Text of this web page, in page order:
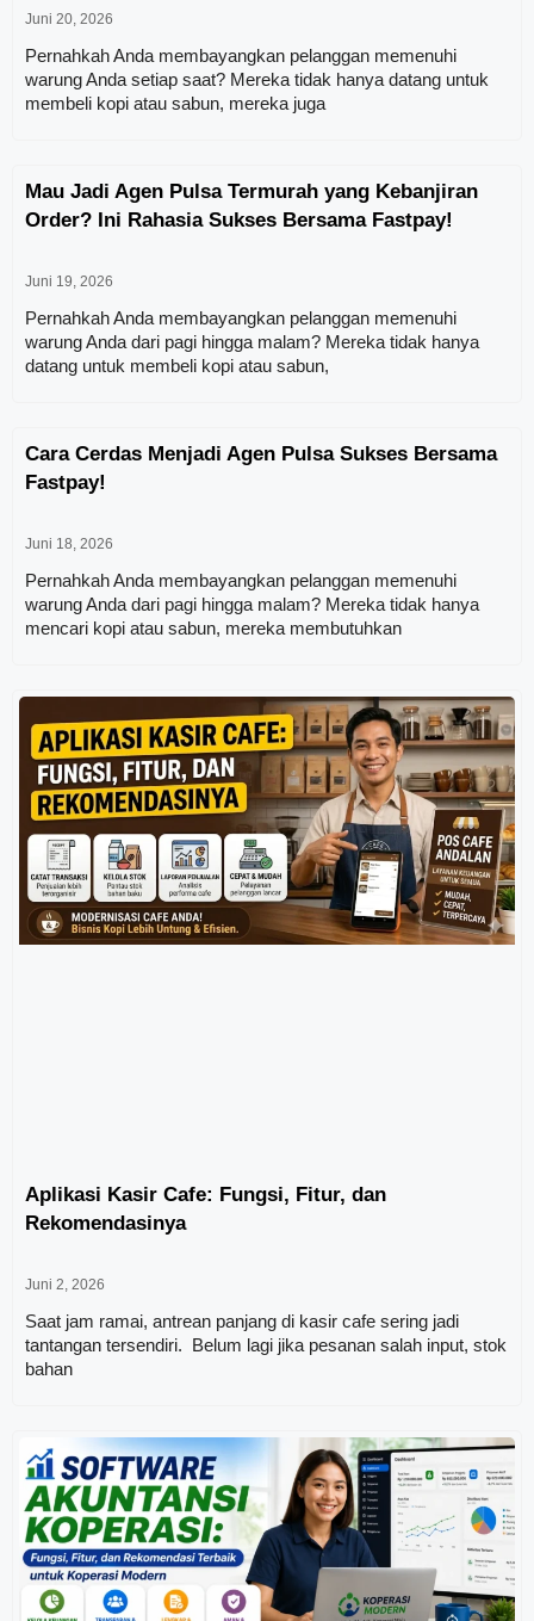
Juni 20, 2026
Pernahkah Anda membayangkan pelanggan memenuhi
warung Anda setiap saat? Mereka tidak hanya datang untuk
membeli kopi atau sabun, mereka juga
Mau Jadi Agen Pulsa Termurah yang Kebanjiran
Order? Ini Rahasia Sukses Bersama Fastpay!
Juni 19, 2026
Pernahkah Anda membayangkan pelanggan memenuhi
warung Anda dari pagi hingga malam? Mereka tidak hanya
datang untuk membeli kopi atau sabun,
Cara Cerdas Menjadi Agen Pulsa Sukses Bersama
Fastpay!
Juni 18, 2026
Pernahkah Anda membayangkan pelanggan memenuhi
warung Anda dari pagi hingga malam? Mereka tidak hanya
mencari kopi atau sabun, mereka membutuhkan
Aplikasi Kasir Cafe: Fungsi, Fitur, dan
Rekomendasinya
Juni 2, 2026
Saat jam ramai, antrean panjang di kasir cafe sering jadi
tantangan tersendiri. Belum lagi jika pesanan salah input, stok
bahan